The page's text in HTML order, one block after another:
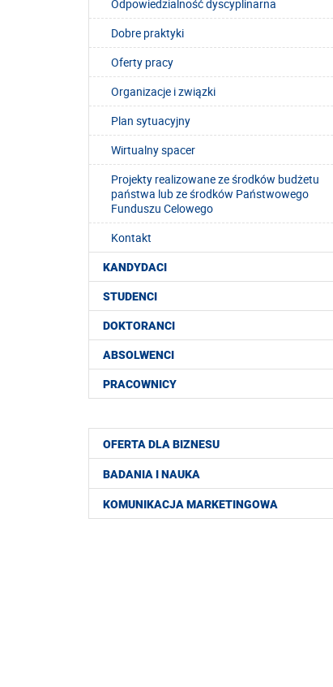
Odpowiedzialność dyscyplinarna
Dobre praktyki
Oferty pracy
Organizacje i związki
Plan sytuacyjny
Wirtualny spacer
Projekty realizowane ze środków budżetu
państwa lub ze środków Państwowego
Funduszu Celowego
Kontakt
KANDYDACI
STUDENCI
DOKTORANCI
ABSOLWENCI
PRACOWNICY
OFERTA DLA BIZNESU
BADANIA I NAUKA
KOMUNIKACJA MARKETINGOWA